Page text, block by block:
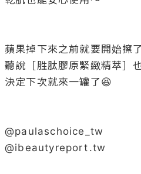
蘋果掉下來之前就要開始擦
聽說［胜肽膠原緊緻精萃］
決定下次就來一罐了😆
@paulaschoice_tw
@ibeautyreport .tw